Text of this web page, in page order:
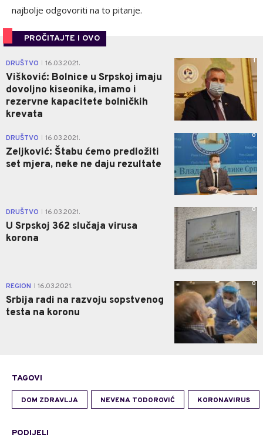
najbolje odgovoriti na to pitanje.
PROČITAJTE I OVO
DRUŠTVO 16.03.2021.
Višković: Bolnice u Srpskoj imaju
dovoljno kiseonika, imamo i
rezervne kapacitete bolničkih
krevata
1
DRUŠTVO 16.03.2021.
Zeljković: Štabu ćemo predložiti
set mjera, neke ne daju rezultate
0
DRUŠTVO 16.03.2021.
U Srpskoj 362 slučaja virusa
korona
0
REGION 16.03.2021.
Srbija radi na razvoju sopstvenog
testa na koronu
0
TAGOVI
DOM ZDRAVLJA NEVENA TODOROVIĆ KORONAVIRUS
PODIJELI